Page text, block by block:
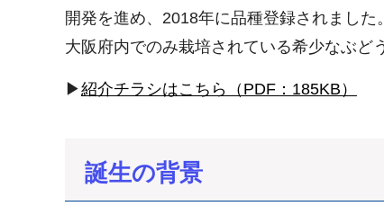
開発を進め、2018年に品種登録されまし
大阪府内でのみ栽培されている希少なぶど
▶紹介チラシはこちら（PDF：185KB）
誕生の背景